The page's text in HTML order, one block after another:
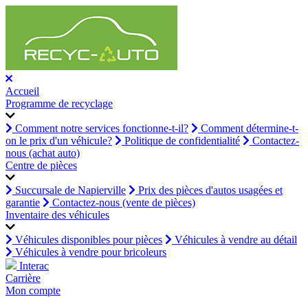
Accueil
Programme de recyclage
Comment notre services fonctionne-t-il?
Comment détermine-t-
on le prix d'un véhicule?
Politique de confidentialité
Contactez-
nous (achat auto)
Centre de pièces
Succursale de Napierville
Prix des pièces d'autos usagées et
garantie
Contactez-nous (vente de pièces)
Inventaire des véhicules
Véhicules disponibles pour pièces
Véhicules à vendre au détail
Véhicules à vendre pour bricoleurs
Interac
Carrière
Mon compte